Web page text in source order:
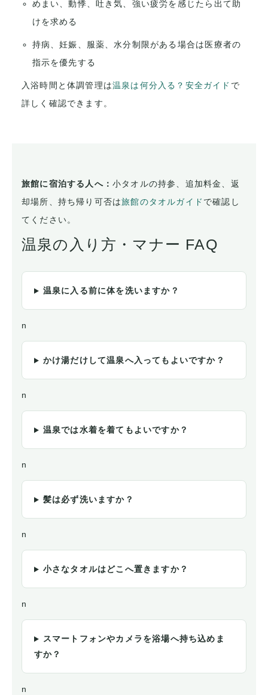
めまい、動悸、吐き気、強い疲労を感じたら出て助
けを求める
持病、妊娠、服薬、水分制限がある場合は医療者の
指示を優先する
入浴時間と体調管理は温泉は何分入る？安全ガイド で
詳しく確認できます。
旅館に宿泊する人へ： 小タオルの持参、追加料金、返
却場所、持ち帰り可否は旅館のタオルガイド で確認し
てください。
温泉の入り方・マナー FAQ
温泉に入る前に体を洗いますか？
n
かけ湯だけして温泉へ入ってもよいですか？
n
温泉では水着を着てもよいですか？
n
髪は必ず洗いますか？
n
小さなタオルはどこへ置きますか？
n
スマートフォンやカメラを浴場へ持ち込めま
すか？
n